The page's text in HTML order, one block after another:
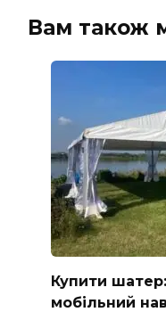
Вам також
Купити
мобільний